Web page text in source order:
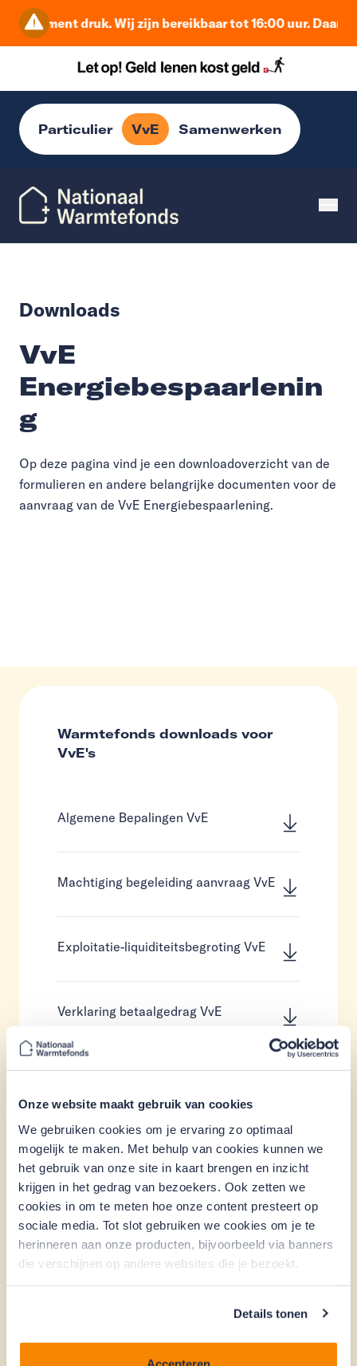
Onze website maakt gebruik van cookies
We gebruiken cookies om je ervaring zo optimaal
mogelijk te maken. Met behulp van cookies kunnen we
het gebruik van onze site in kaart brengen en inzicht
krijgen in het gedrag van bezoekers. Ook zetten we
cookies in om te meten hoe onze content presteert op
sociale media. Tot slot gebruiken we cookies om je te
herinneren aan onze producten, bijvoorbeeld via banners
die verschijnen op andere websites die je bezoekt.
Details tonen
moment druk. Wij zijn bereikbaar tot 16:00 uur. Daarna
Particulier VvE Samenwerken
Downloads
VvE
Energiebespaarlenin
g
Op deze pagina vind je een downloadoverzicht van de
formulieren en andere belangrijke documenten voor de
aanvraag van de VvE Energiebespaarlening.
Warmtefonds downloads voor
VvE's
Algemene Bepalingen VvE
Machtiging begeleiding aanvraag VvE
Exploitatie-liquiditeitsbegroting VvE
Verklaring betaalgedrag VvE
Verklaring aannemer installateur VvE
Checklist tot 8 wooneenheden VvE
Checklist vanaf 8 wooneenheden VvE
Verklaring eigendomsstructuur VvE